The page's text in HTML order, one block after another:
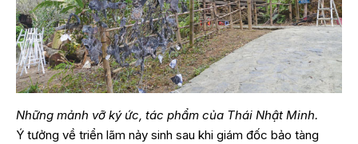
Những mảnh vỡ ký ức, tác phẩm của Thái Nhật Minh.
Ý tưởng về triển lãm nảy sinh sau khi giám đốc bảo tàng